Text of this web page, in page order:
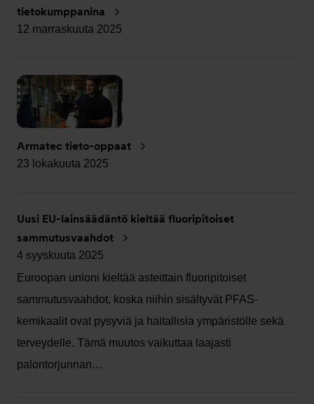
tietokumppanina
12 marraskuuta 2025
Armatec tieto-oppaat
23 lokakuuta 2025
Uusi EU-lainsäädäntö kieltää fluoripitoiset
sammutusvaahdot
4 syyskuuta 2025
Euroopan unioni kieltää asteittain fluoripitoiset
sammutusvaahdot, koska niihin sisältyvät PFAS-
kemikaalit ovat pysyviä ja haitallisia ympäristölle sekä
terveydelle. Tämä muutos vaikuttaa laajasti
palontorjunnan…